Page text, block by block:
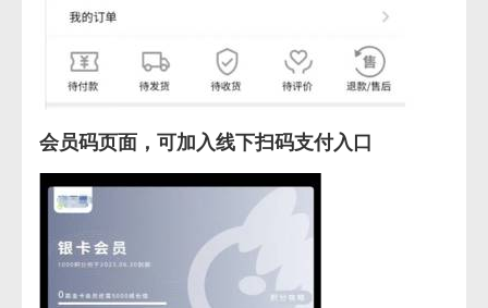
会员码页面，可加入线下扫码支付入口